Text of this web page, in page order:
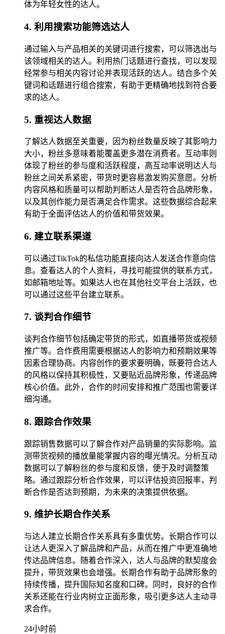
体为年轻女性的达人。
4. 利用搜索功能筛选达人
通过输入与产品相关的关键词进行搜索，可以筛选出与
该领域相关的达人。利用热门话题进行查找，可以发现
经常参与相关内容讨论并表现活跃的达人。结合多个关
键词和话题进行组合搜索，有助于更精确地找到符合要
求的达人。
5. 重视达人数据
了解达人数据至关重要，因为粉丝数量反映了其影响力
大小，粉丝多意味着能覆盖更多潜在消费者。互动率则
体现了粉丝的参与度和活跃程度，高互动率说明达人与
粉丝之间关系紧密，带货时更容易激发购买意愿。分析
内容风格和质量可以帮助判断达人是否符合品牌形象，
以及其创作能力是否满足合作需求。这些数据综合起来
有助于全面评估达人的价值和带货效果。
6. 建立联系渠道
可以通过TikTok的私信功能直接向达人发送合作意向信
息。查看达人的个人资料，寻找可能提供的联系方式，
如邮箱地址等。如果达人也在其他社交平台上活跃，也
可以通过这些平台建立联系。
7. 谈判合作细节
谈判合作细节包括确定带货的形式，如直播带货或视频
推广等。合作费用需要根据达人的影响力和预期效果等
因素合理协商。内容创作的要求要明确，既要符合达人
的风格以保持其积极性，又要贴近品牌形象，传递品牌
核心价值。此外，合作的时间安排和推广范围也需要详
细沟通。
8. 跟踪合作效果
跟踪销售数据可以了解合作对产品销量的实际影响。监
测带货视频的播放量能掌握内容的曝光情况。分析互动
数据可以了解粉丝的参与度和反馈，便于及时调整策
略。通过跟踪分析合作效果，可以评估投资回报率，判
断合作是否达到预期，为未来的决策提供依据。
9. 维护长期合作关系
与达人建立长期合作关系具有多重优势。长期合作可以
让达人更深入了解品牌和产品，从而在推广中更准确地
传达品牌信息。随着合作深入，达人与品牌的默契度会
提升，带货效果也会增强。长期合作有助于品牌形象的
持续传播，提升国际知名度和口碑。同时，良好的合作
关系还能在行业内树立正面形象，吸引更多达人主动寻
求合作。
24小时前